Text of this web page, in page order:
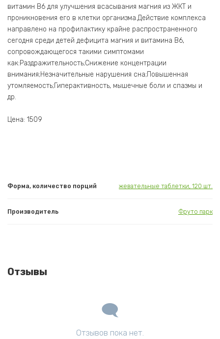
витамин В6 для улучшения всасывания магния из ЖКТ и
проникновения его в клетки организма.Действие комплекса
направлено на профилактику крайне распространенного
сегодня среди детей дефицита магния и витамина В6,
сопровождающегося такими симптомами
как:Раздражительность;Снижение концентрации
внимания;Незначительные нарушения сна;Повышенная
утомляемость;Гиперактивность, мышечные боли и спазмы и
др.
Цена: 1509
Форма, количество порций жевательные таблетки, 120 шт.
Производитель Фруто парк
Отзывы
Отзывов пока нет.